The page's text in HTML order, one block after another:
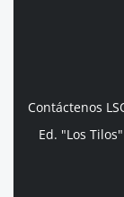
Contáctenos
Ed. "Los